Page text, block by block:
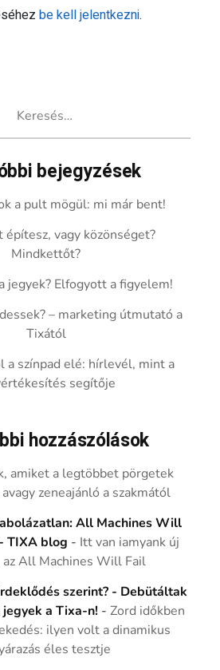
be kell jelentkezni.
bejegyzések
a pult mögül: mi már bent!
építesz, vagy közönséget?
Mindkettőt?
jegyek? Elfogyott a figyelem!
– marketing útmutató a
Tixától
a színpad elé: hírlevél, mint a
segítője
hozzászólások
amiket a legtöbbet pörgetek
zeneajánló a szakmától
All Machines Will
TIXA blog - Itt van iamyank új
All Machines Will Fail
szerint? - Debütáltak
a Tixa-n! -Zord időkben
ilyen volt a dinamikus
éles tesztje